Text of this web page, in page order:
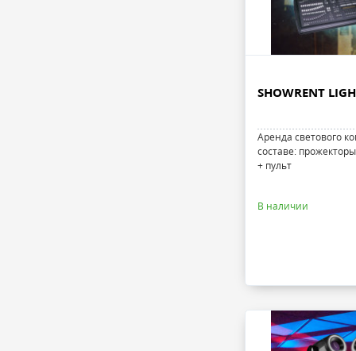
SHOWRENT
Аренда светового
составе:
+ пульт
В наличии